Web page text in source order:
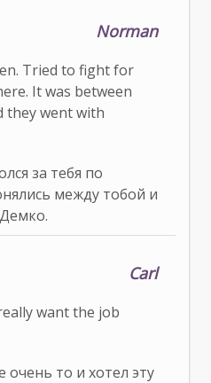
Norman
Tried to fight for
It was between
they went with
за тебя по
между тобой и
Carl
want the job
очень то и хотел эту